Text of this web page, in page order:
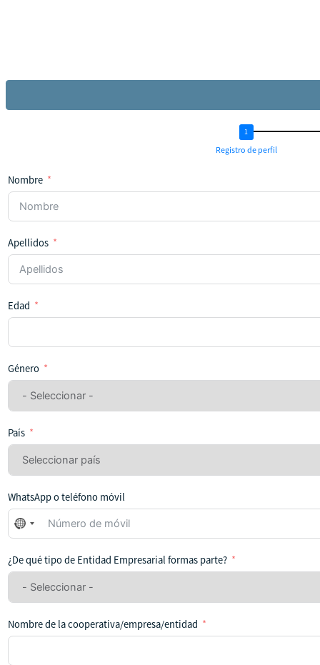
Registro de perfil
Nombre
Apellidos
Edad
Género
País
WhatsApp o teléfono móvil
No
se
seleccionado
ningún
¿De qué tipo de Entidad Empresarial formas parte?
Nombre de la cooperativa/empresa/entidad